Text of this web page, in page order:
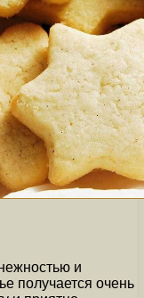
и
получается очень